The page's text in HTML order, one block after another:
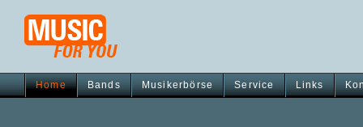
Home Bands Musikerbörse Service Links